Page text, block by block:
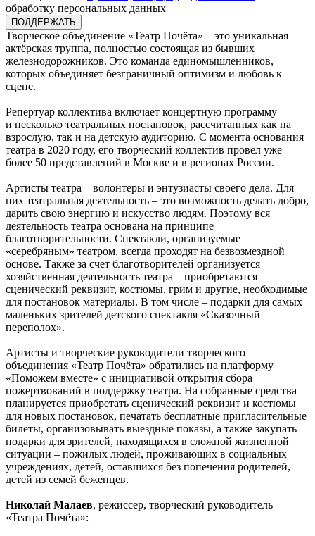
обработку персональных данных
Творческое объединение «Театр Почёта» – это уникальная
актёрская труппа, полностью состоящая из бывших
железнодорожников. Это команда единомышленников,
которых объединяет безграничный оптимизм и любовь к
сцене.
Репертуар коллектива включает концертную программу
и несколько театральных постановок, рассчитанных как на
взрослую, так и на детскую аудиторию. С момента основания
театра в 2020 году, его творческий коллектив провел уже
более 50 представлений в Москве и в регионах России.
Артисты театра – волонтеры и энтузиасты своего дела. Для
них театральная деятельность – это возможность делать добро,
дарить свою энергию и искусство людям. Поэтому вся
деятельность театра основана на принципе
благотворительности. Спектакли, организуемые
«серебряным» театром, всегда проходят на безвозмездной
основе. Также за счет благотворителей организуется
хозяйственная деятельность театра – приобретаются
сценический реквизит, костюмы, грим и другие, необходимые
для постановок материалы. В том числе – подарки для самых
маленьких зрителей детского спектакля «Сказочный
переполох».
Артисты и творческие руководители творческого
объединения «Театр Почёта» обратились на платформу
«Поможем вместе» с инициативой открытия сбора
пожертвований в поддержку театра. На собранные средства
планируется приобретать сценический реквизит и костюмы
для новых постановок, печатать бесплатные пригласительные
билеты, организовывать выездные показы, а также закупать
подарки для зрителей, находящихся в сложной жизненной
ситуации – пожилых людей, проживающих в социальных
учреждениях, детей, оставшихся без попечения родителей,
детей из семей беженцев.
Николай Малаев, режиссер, творческий руководитель
«Театра Почёта»: